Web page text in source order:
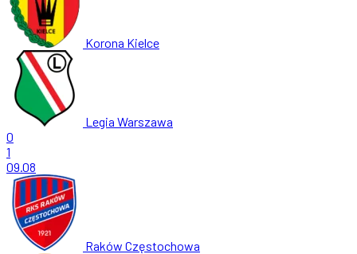
Korona Kielce
Legia Warszawa
0
1
09.08
Raków Częstochowa